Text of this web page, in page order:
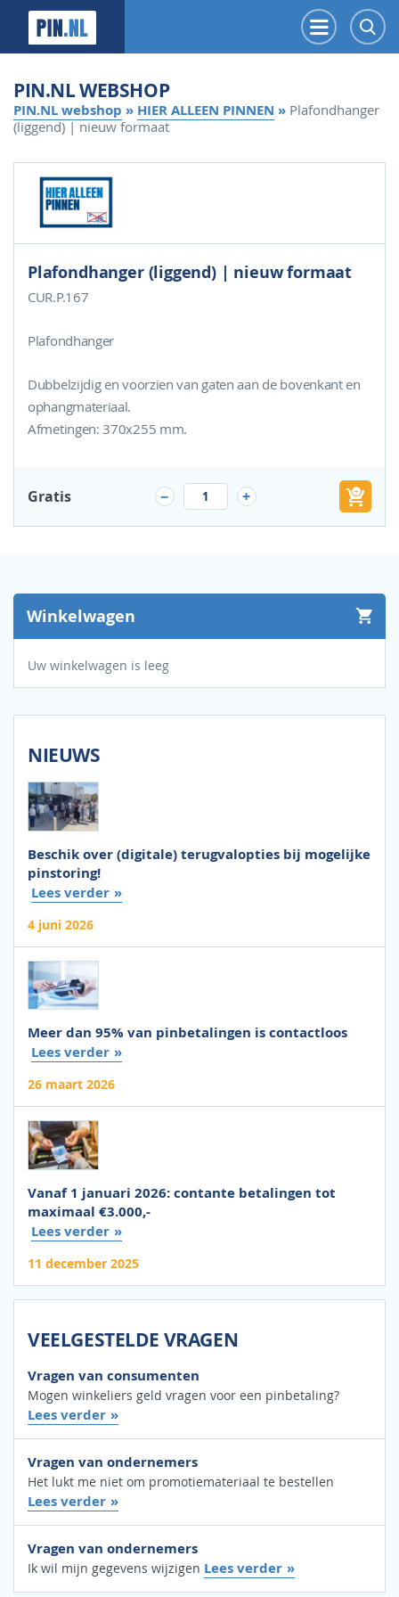
Menu
PIN.NL WEBSHOP
PIN.NL webshop » HIER ALLEEN PINNEN » Plafondhanger
(liggend) | nieuw formaat
Plafondhanger (liggend) | nieuw formaat
CUR.P.167
Plafondhanger
Dubbelzijdig en voorzien van gaten aan de bovenkant en
ophangmateriaal.
Afmetingen: 370x255 mm.
Gratis
Winkelwagen
Uw winkelwagen is leeg
NIEUWS
Beschik over (digitale) terugvalopties bij mogelijke
pinstoring!
Lees verder
4 juni 2026
Meer dan 95% van pinbetalingen is contactloos
Lees verder
26 maart 2026
Vanaf 1 januari 2026: contante betalingen tot
maximaal €3.000,-
Lees verder
11 december 2025
VEELGESTELDE VRAGEN
Vragen van consumenten
Mogen winkeliers geld vragen voor een pinbetaling?
Lees verder
Vragen van ondernemers
Het lukt me niet om promotiemateriaal te bestellen
Lees verder
Vragen van ondernemers
Ik wil mijn gegevens wijzigen Lees verder